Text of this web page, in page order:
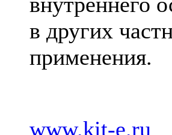
в других
применения.
www.kit-e.ru